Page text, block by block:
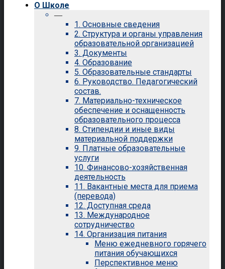
О Школе
—
1. Основные сведения
2. Структура и органы управления
образовательной организацией
3. Документы
4. Образование
5. Образовательные стандарты
6. Руководство. Педагогический
состав.
7. Материально-техническое
обеспечение и оснащенность
образовательного процесса
8. Стипендии и иные виды
материальной поддержки
9. Платные образовательные
услуги
10. Финансово-хозяйственная
деятельность
11. Вакантные места для приема
(перевода)
12. Доступная среда
13. Международное
сотрудничество
14. Организация питания
Меню ежедневного горячего
питания обучающихся
Перспективное меню